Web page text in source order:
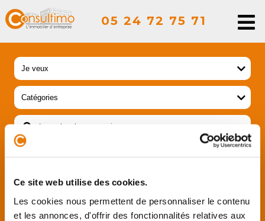
Ce site web utilise des cookies.
Les cookies nous permettent de personnaliser le contenu
et les annonces, d'offrir des fonctionnalités relatives aux
05 24 72 75 71
RECHERCHER